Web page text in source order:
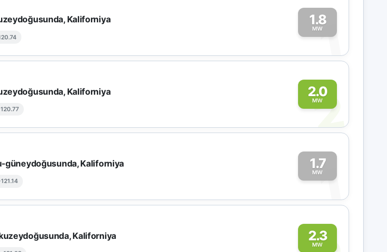
Kaliforniya 1.8
MW
1
Kaliforniya 2.0
MW
2
güneydoğusunda, Kaliforniya 1.7
MW
1
Kaliforniya 2.3
MW